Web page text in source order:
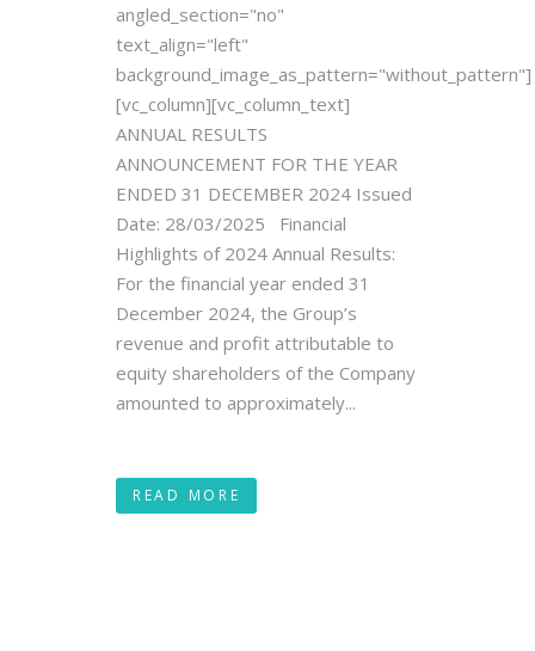
angled_section="no"
text_align="left"
background_image_as_pattern="without_pattern"]
[vc_column][vc_column_text]
ANNUAL RESULTS
ANNOUNCEMENT FOR THE YEAR
ENDED 31 DECEMBER 2024 Issued
Date: 28/03/2025 Financial
Highlights of 2024 Annual Results:
For the financial year ended 31
December 2024, the Group’s
revenue and profit attributable to
equity shareholders of the Company
amounted to approximately...
READ MORE